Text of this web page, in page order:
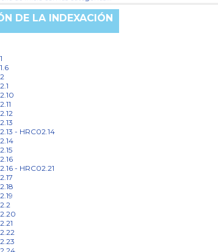
DE LA INDEXACIÓN
- HRC02.14
- HRC02.21